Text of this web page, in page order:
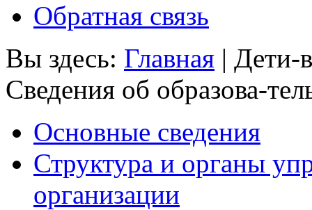
Обратная связь
Вы здесь: Главная | Дети-
Сведения об образова-
Основные сведения
Структура и органы
организации